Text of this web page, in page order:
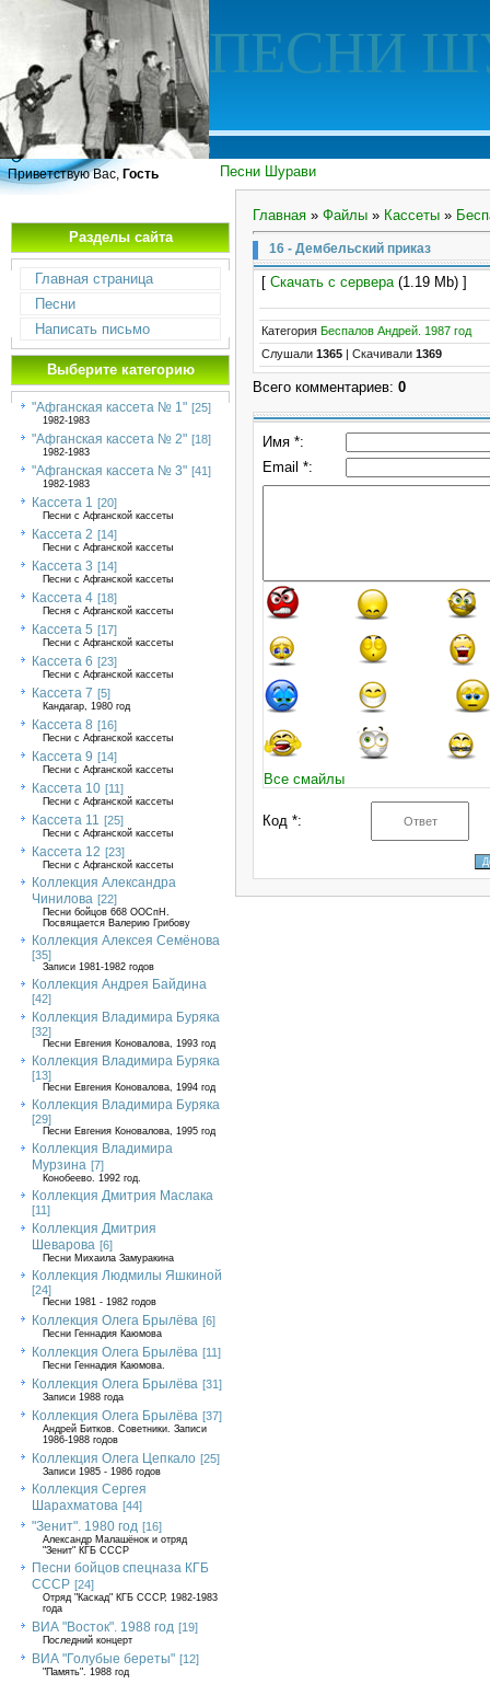
ПЕСНИ
Песни Шурави
Приветствую Вас, Гость
Разделы сайта
Главная страница
Песни
Написать письмо
Выберите категорию
"Афганская кассета № 1" [25]
1982-1983
"Афганская кассета № 2" [18]
1982-1983
"Афганская кассета № 3" [41]
1982-1983
Кассета 1 [20]
Песни с Афганской кассеты
Кассета 2 [14]
Песни с Афганской кассеты
Кассета 3 [14]
Песни с Афганской кассеты
Кассета 4 [18]
Песня с Афганской кассеты
Кассета 5 [17]
Песни с Афганской кассеты
Кассета 6 [23]
Песни с Афганской кассеты
Кассета 7 [5]
Кандагар, 1980 год
Кассета 8 [16]
Песни с Афганской кассеты
Кассета 9 [14]
Песни с Афганской кассеты
Кассета 10 [11]
Песни с Афганской кассеты
Кассета 11 [25]
Песни с Афганской кассеты
Кассета 12 [23]
Песни с Афганской кассеты
Коллекция Александра
Чинилова [22]
Песни бойцов 668 ООСпН.
Посвящается Валерию Грибову
Коллекция Алексея Семёнова
[35]
Записи 1981-1982 годов
Коллекция Андрея Байдина
[42]
Коллекция Владимира Буряка
[32]
Песни Евгения Коновалова, 1993 год
Коллекция Владимира Буряка
[13]
Песни Евгения Коновалова, 1994 год
Коллекция Владимира Буряка
[29]
Песни Евгения Коновалова, 1995 год
Коллекция Владимира
Мурзина [7]
Конобеево. 1992 год.
Коллекция Дмитрия Маслака
[11]
Коллекция Дмитрия
Шеварова [6]
Песни Михаила Замуракина
Коллекция Людмилы Яшкиной
[24]
Песни 1981 - 1982 годов
Коллекция Олега Брылёва [6]
Песни Геннадия Каюмова
Коллекция Олега Брылёва [11]
Песни Геннадия Каюмова.
Коллекция Олега Брылёва [31]
Записи 1988 года
Коллекция Олега Брылёва [37]
Андрей Битков. Советники. Записи
1986-1988 годов
Коллекция Олега Цепкало [25]
Записи 1985 - 1986 годов
Коллекция Сергея
Шарахматова [44]
"Зенит". 1980 год [16]
Александр Малашёнок и отряд
"Зенит" КГБ СССР
Песни бойцов спецназа КГБ
СССР [24]
Отряд "Каскад" КГБ СССР, 1982-1983
года
ВИА "Восток". 1988 год [19]
Последний концерт
ВИА "Голубые береты" [12]
"Память". 1988 год
Главная » Файлы » Кассеты »
16 - Дембельский приказ
[ Скачать с сервера(1.19 Mb) ]
Категория Беспалов Андрей. 1987 год
Слушали 1365 Скачивали 1369
Всего комментариев: 0
Имя *:
Email *:
Все смайлы
Код *: